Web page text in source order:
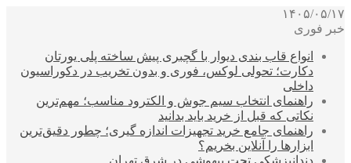
۱۴۰۵/۰۵/۱۷
خبر فوری
انواع قاب بندی دیوار با گچبری پیش ساخته پلی یورتان
دکارت؛ تحولی لوکس، فوری و بدون تخریب در دکوراسیون
داخلی
راهنمای انتخاب سیم جوش و الکترود مناسب؛ مهم‌ترین
نکاتی که قبل از خرید باید بدانید
راهنمای جامع خرید تجهیزات اندازه گیری؛ چطور دقیق‌ترین
ابزارها را آنلاین بخریم؟
دندانپزشکی تحت بیهوشی در شرق تهران